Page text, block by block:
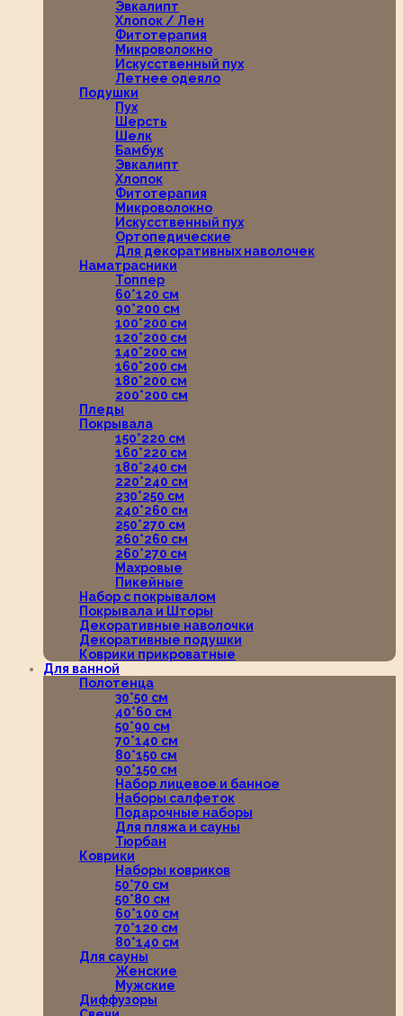
Эвкалипт
Хлопок / Лен
Фитотерапия
Микроволокно
Искусственный пух
Летнее одеяло
Подушки
Пух
Шерсть
Шелк
Бамбук
Эвкалипт
Хлопок
Фитотерапия
Микроволокно
Искусственный пух
Ортопедические
Для декоративных наволочек
Наматрасники
Топпер
60*120 см
90*200 см
100*200 см
120*200 см
140*200 см
160*200 см
180*200 см
200*200 см
Пледы
Покрывала
150*220 см
160*220 см
180*240 см
220*240 см
230*250 см
240*260 см
250*270 см
260*260 см
260*270 см
Махровые
Пикейные
Набор с покрывалом
Покрывала и Шторы
Декоративные наволочки
Декоративные подушки
Коврики прикроватные
Для ванной
Полотенца
30*50 см
40*60 см
50*90 см
70*140 см
80*150 см
90*150 см
Набор лицевое и банное
Наборы салфеток
Подарочные наборы
Для пляжа и сауны
Тюрбан
Коврики
Наборы ковриков
50*70 см
50*80 см
60*100 см
70*120 см
80*140 см
Для сауны
Женские
Мужские
Диффузоры